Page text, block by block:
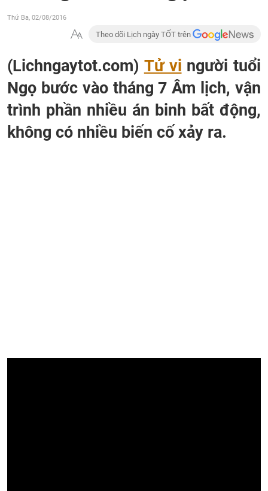
Thứ Ba, 02/08/2016
Theo dõi Lịch ngày TỐT trên
(Lichngaytot.com) Tử vi người tuổi
Ngọ bước vào tháng 7 Âm lịch, vận
trình phần nhiều án binh bất động,
không có nhiều biến cố xảy ra.